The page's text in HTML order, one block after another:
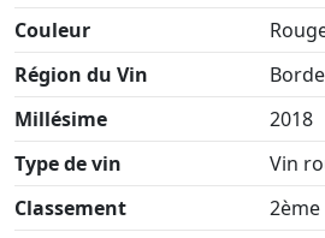
Couleur
Région du Vin
Millésime
2018
Type de vin
Vin
Classement
2ème